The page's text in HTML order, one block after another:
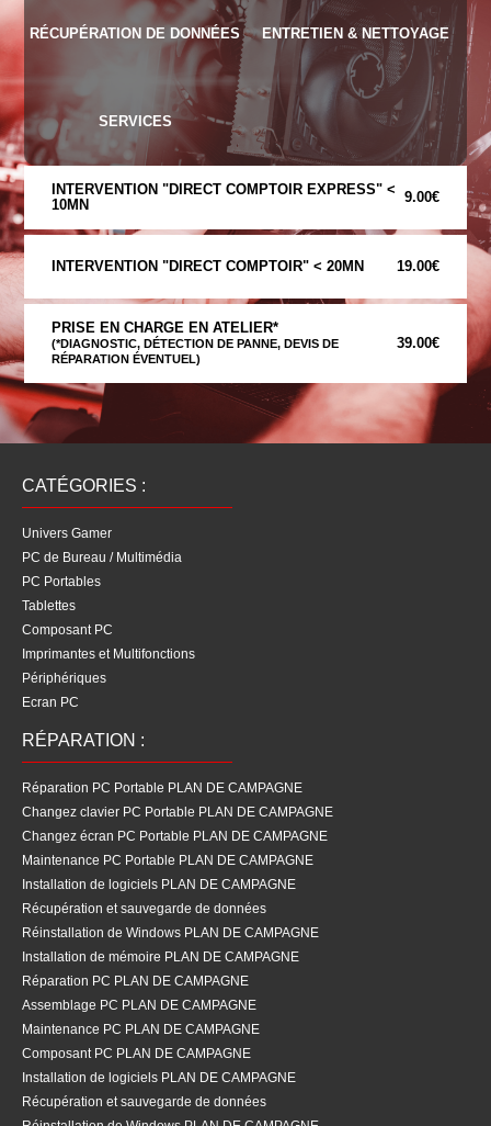
RÉCUPÉRATION DE DONNÉES ENTRETIEN & NETTOYAGE
SERVICES
INTERVENTION "DIRECT COMPTOIR EXPRESS" <
10MN
9.00€
INTERVENTION "DIRECT COMPTOIR" < 20MN 19.00€
PRISE EN CHARGE EN ATELIER*
(*DIAGNOSTIC, DÉTECTION DE PANNE, DEVIS DE
RÉPARATION ÉVENTUEL)
39.00€
CATÉGORIES :
Univers Gamer
PC de Bureau / Multimédia
PC Portables
Tablettes
Composant PC
Imprimantes et Multifonctions
Périphériques
Ecran PC
RÉPARATION :
Réparation PC Portable PLAN DE CAMPAGNE
Changez clavier PC Portable PLAN DE CAMPAGNE
Changez écran PC Portable PLAN DE CAMPAGNE
Maintenance PC Portable PLAN DE CAMPAGNE
Installation de logiciels PLAN DE CAMPAGNE
Récupération et sauvegarde de données
Réinstallation de Windows PLAN DE CAMPAGNE
Installation de mémoire PLAN DE CAMPAGNE
Réparation PC PLAN DE CAMPAGNE
Assemblage PC PLAN DE CAMPAGNE
Maintenance PC PLAN DE CAMPAGNE
Composant PC PLAN DE CAMPAGNE
Installation de logiciels PLAN DE CAMPAGNE
Récupération et sauvegarde de données